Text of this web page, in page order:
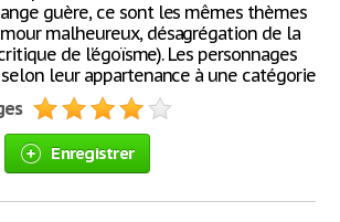
guère, ce sont les mêmes thèmes
malheureux, désagrégation de la
de l’égoïsme). Les personnages
leur appartenance à une catégorie
Enregistrer